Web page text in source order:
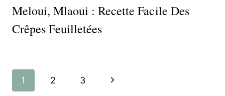
Meloui, Mlaoui : Recette Facile Des
Crêpes Feuilletées
Navigation
1 2 3
Page